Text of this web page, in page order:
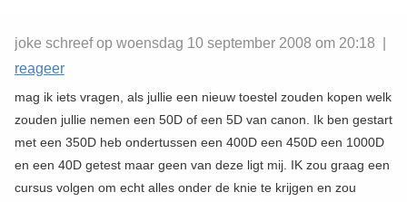
joke schreef op woensdag 10 september 2008 om 20:18 |
reageer
mag ik iets vragen, als jullie een nieuw toestel zouden kopen welk
zouden jullie nemen een 50D of een 5D van canon. Ik ben gestart
met een 350D heb ondertussen een 400D een 450D een 1000D
en een 40D getest maar geen van deze ligt mij. IK zou graag een
cursus volgen om echt alles onder de knie te krijgen en zou